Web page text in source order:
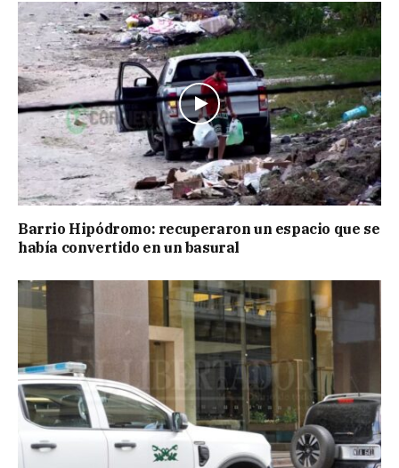
Barrio Hipódromo: recuperaron un espacio que se
había convertido en un basural